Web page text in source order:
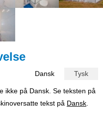
Dansk Tysk
ikke på Dansk. Se teksten på
tekst på Dansk